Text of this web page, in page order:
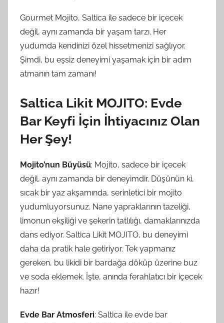
Gourmet Mojito, Saltica ile sadece bir içecek
değil, aynı zamanda bir yaşam tarzı. Her
yudumda kendinizi özel hissetmenizi sağlıyor.
Şimdi, bu eşsiz deneyimi yaşamak için bir adım
atmanın tam zamanı!
Saltica Likit MOJITO: Evde
Bar Keyfi İçin İhtiyacınız Olan
Her Şey!
Mojito’nun Büyüsü: Mojito, sadece bir içecek
değil, aynı zamanda bir deneyimdir. Düşünün ki,
sıcak bir yaz akşamında, serinletici bir mojito
yudumluyorsunuz. Nane yapraklarının tazeliği,
limonun ekşiliği ve şekerin tatlılığı, damaklarınızda
dans ediyor. Saltica Likit MOJITO, bu deneyimi
daha da pratik hale getiriyor. Tek yapmanız
gereken, bu likidi bir bardağa döküp üzerine buz
ve soda eklemek. İşte, anında ferahlatıcı bir içecek
hazır!
Evde Bar Atmosferi: Saltica ile evde bar